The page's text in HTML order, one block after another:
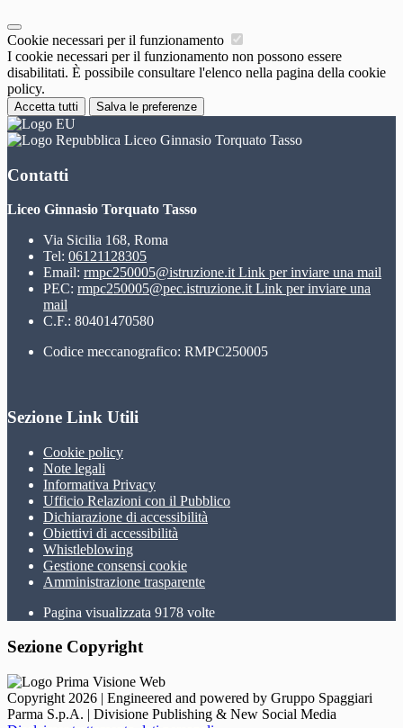
Cookie necessari per il funzionamento
I cookie necessari per il funzionamento non possono essere
disabilitati. È possibile consultare l'elenco nella pagina della cookie
policy.
Accetta tutti Salva le preferenze
Liceo Ginnasio Torquato Tasso
Contatti
Liceo Ginnasio Torquato Tasso
Via Sicilia 168, Roma
Tel: 06121128305
Email: rmpc250005@istruzione.it Link per inviare una mail
PEC: rmpc250005@pec.istruzione.it Link per inviare una
mail
C.F.: 80401470580
Codice meccanografico: RMPC250005
Sezione Link Utili
Cookie policy
Note legali
Informativa Privacy
Ufficio Relazioni con il Pubblico
Dichiarazione di accessibilità
Obiettivi di accessibilità
Whistleblowing
Gestione consensi cookie
Amministrazione trasparente
Pagina visualizzata 9178 volte
Sezione Copyright
Copyright 2026 | Engineered and powered by Gruppo Spaggiari
Parma S.p.A. | Divisione Publishing & New Social Media